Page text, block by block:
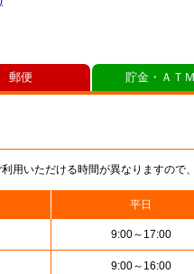
用いただける時間が異なりますので
平日
9:00～17:00
9:00～16:00
郵便 貯金・ＡＴ